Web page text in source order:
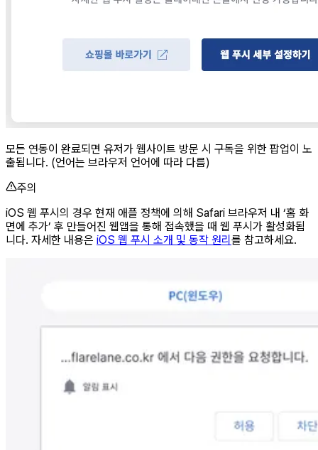
모든 연동이 완료되면 유저가 웹사이트 방문 시 구독을 위한 팝업이 노
출됩니다. (언어는 브라우저 언어에 따라 다름)
주의
iOS 웹 푸시의 경우 현재 애플 정책에 의해 Safari 브라우저 내 ‘홈 화
면에 추가’ 후 만들어진 웹앱을 통해 접속했을 때 웹 푸시가 활성화됩
니다. 자세한 내용은 iOS 웹 푸시 소개 및 동작 원리 를 참고하세요.